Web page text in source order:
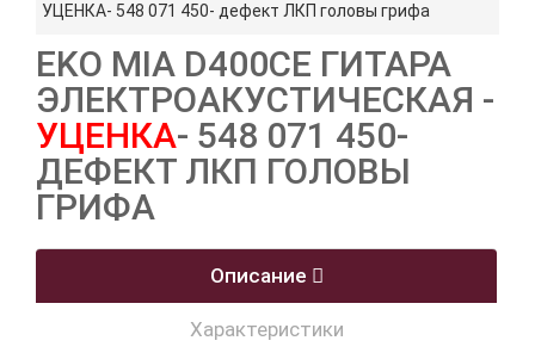
УЦЕНКА- 548 071 450- дефект ЛКП головы грифа
EKO MIA D400CE ГИТАРА
ЭЛЕКТРОАКУСТИЧЕСКАЯ -
УЦЕНКА- 548 071 450-
ДЕФЕКТ ЛКП ГОЛОВЫ
ГРИФА
Описание
Характеристики